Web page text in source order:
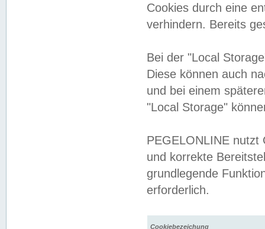
Cookies durch eine
verhindern. Bereits
Bei der "Local
Diese können auch
und bei einem
"Local Storage"
PEGELONLINE nutzt
und korrekte
grundlegende
erforderlich.
Cookiebezeichung